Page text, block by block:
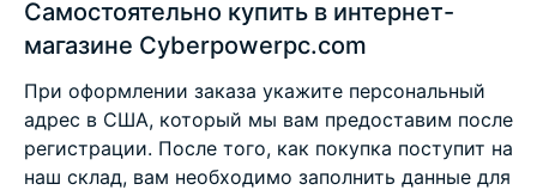
Самостоятельно купить в интернет-
магазине Cyberpowerpc.com
При оформлении заказа укажите персональный
адрес в США, который мы вам предоставим после
регистрации. После того, как покупка поступит на
наш склад, вам необходимо заполнить данные для